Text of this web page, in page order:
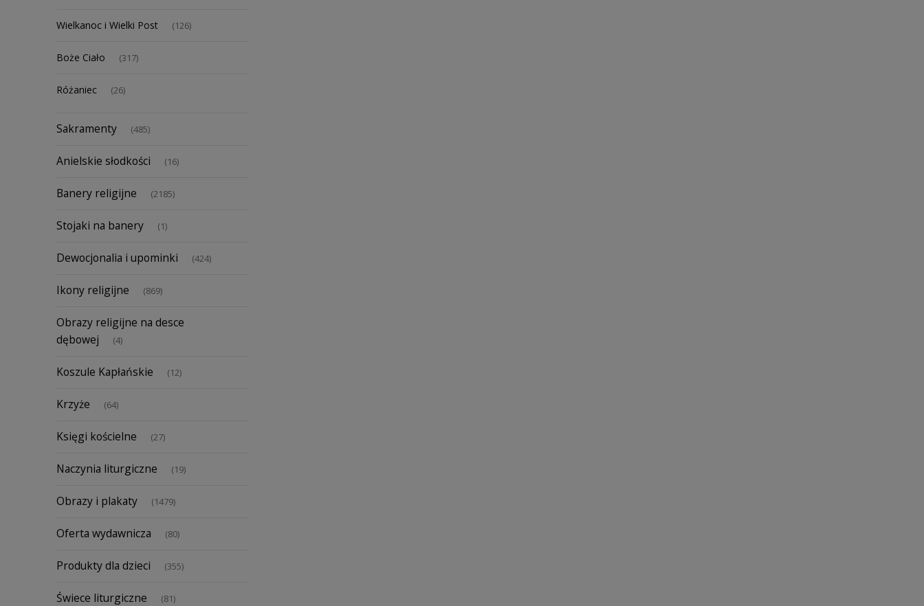
Wielkanoc i Wielki Post (126)
Boże Ciało (317)
Różaniec (26)
Sakramenty (485)
Anielskie słodkości (16)
Banery religijne (2185)
Stojaki na banery (1)
Dewocjonalia i upominki (424)
Ikony religijne (869)
Obrazy religijne na desce
dębowej
(4)
Koszule Kapłańskie (12)
Krzyże (64)
Księgi kościelne (27)
Naczynia liturgiczne (19)
Obrazy i plakaty (1479)
Oferta wydawnicza (80)
Produkty dla dzieci (355)
Świece liturgiczne (81)